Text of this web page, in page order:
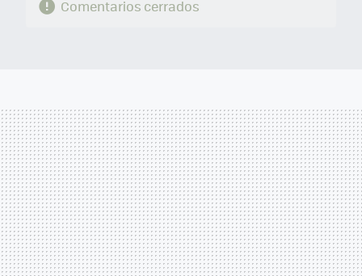
Comentarios cerrados